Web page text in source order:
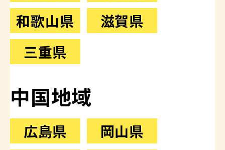
和歌山県
滋賀県
三重県
中国地域
広島県
岡山県